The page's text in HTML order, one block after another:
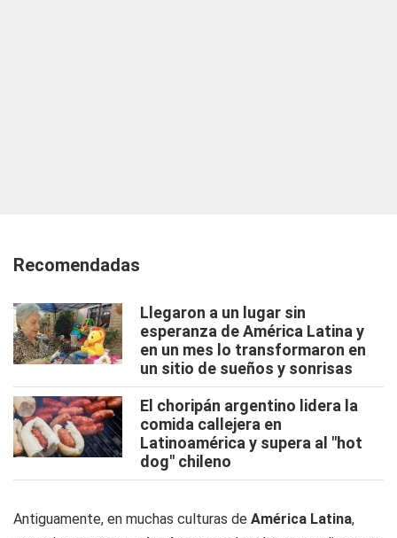
Recomendadas
Llegaron a un lugar sin
esperanza de América Latina y
en un mes lo transformaron en
un sitio de sueños y sonrisas
El choripán argentino lidera la
comida callejera en
Latinoamérica y supera al "hot
dog" chileno
Antiguamente, en muchas culturas de América Latina,